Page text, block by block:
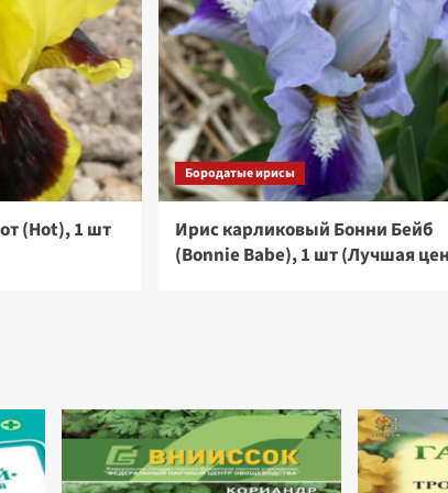
(Hot), 1 шт
Бородатые ирисы
Ирис карликовый Бонни Бейб
(Bonnie Babe), 1 шт (Лучшая